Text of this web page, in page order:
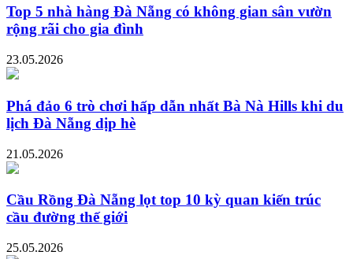
Top 5 nhà hàng Đà Nẵng có không gian sân vườn
rộng rãi cho gia đình
23.05.2026
Phá đảo 6 trò chơi hấp dẫn nhất Bà Nà Hills khi du
lịch Đà Nẵng dịp hè
21.05.2026
Cầu Rồng Đà Nẵng lọt top 10 kỳ quan kiến trúc
cầu đường thế giới
25.05.2026